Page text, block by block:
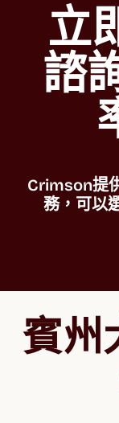
立
諮
Crimson提
務，可以
賓州